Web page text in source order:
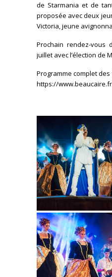
de Starmania et de
proposée avec deux
Victoria, jeune
Prochain rendez-vous
juillet avec l’élection de
Programme complet
https://